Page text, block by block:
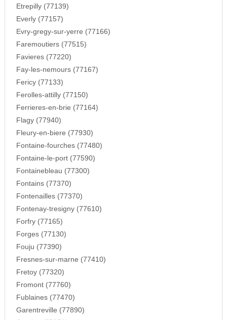
Etrepilly (77139)
Everly (77157)
Evry-gregy-sur-yerre (77166)
Faremoutiers (77515)
Favieres (77220)
Fay-les-nemours (77167)
Fericy (77133)
Ferolles-attilly (77150)
Ferrieres-en-brie (77164)
Flagy (77940)
Fleury-en-biere (77930)
Fontaine-fourches (77480)
Fontaine-le-port (77590)
Fontainebleau (77300)
Fontains (77370)
Fontenailles (77370)
Fontenay-tresigny (77610)
Forfry (77165)
Forges (77130)
Fouju (77390)
Fresnes-sur-marne (77410)
Fretoy (77320)
Fromont (77760)
Fublaines (77470)
Garentreville (77890)